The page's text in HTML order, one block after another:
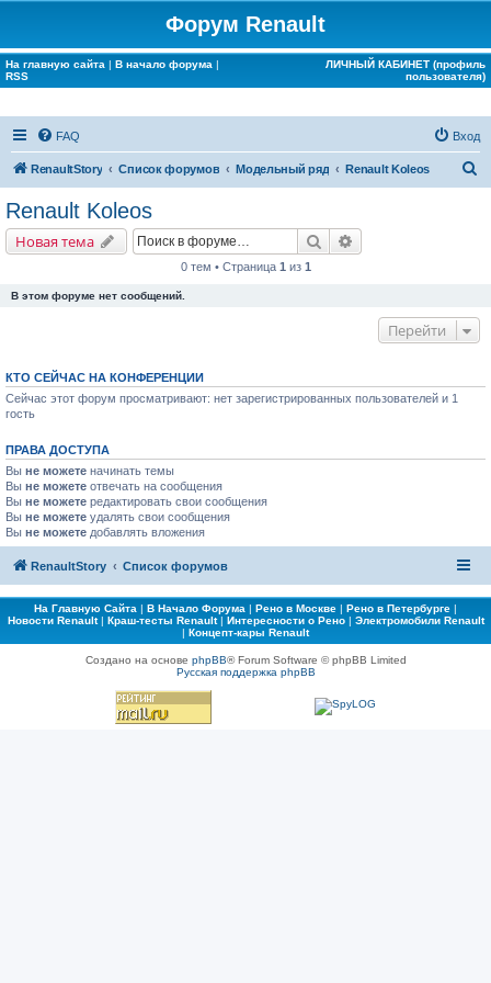
Форум Renault
На главную сайта | В начало форума |
RSS
ЛИЧНЫЙ КАБИНЕТ (профиль
пользователя)
FAQ Вход
RenaultStory Список форумов Модельный ряд Renault Koleos
Renault Koleos
Новая тема Поиск
0 тем • Страница 1 из 1
В этом форуме нет сообщений.
Перейти
КТО СЕЙЧАС НА КОНФЕРЕНЦИИ
Сейчас этот форум просматривают: нет зарегистрированных пользователей и 1
гость
ПРАВА ДОСТУПА
Вы не можете начинать темы
Вы не можете отвечать на сообщения
Вы не можете редактировать свои сообщения
Вы не можете удалять свои сообщения
Вы не можете добавлять вложения
RenaultStory Список форумов
На Главную Сайта | В Начало Форума | Рено в Москве | Рено в Петербурге |
Новости Renault| Краш-тесты Renault| Интересности о Рено| Электромобили Renault
| Концепт-кары Renault
Создано на основе phpBB® Forum Software © phpBB Limited
Русская поддержка phpBB